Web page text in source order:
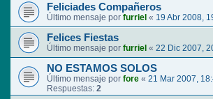
Feliciades Compañeros
Último mensaje por furriel « 19 Abr 2008,
Felices Fiestas
Último mensaje por furriel « 22 Dic 2007,
NO ESTAMOS SOLOS
Último mensaje por fore « 21 Mar 2007,
Respuestas: 2